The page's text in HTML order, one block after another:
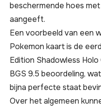
beschermende hoes
aangeeft.
Een voorbeeld van een
Pokemon kaart is de
Edition Shadowless
BGS 9.5 beoordeling,
bijna perfecte staat
Over het algemeen